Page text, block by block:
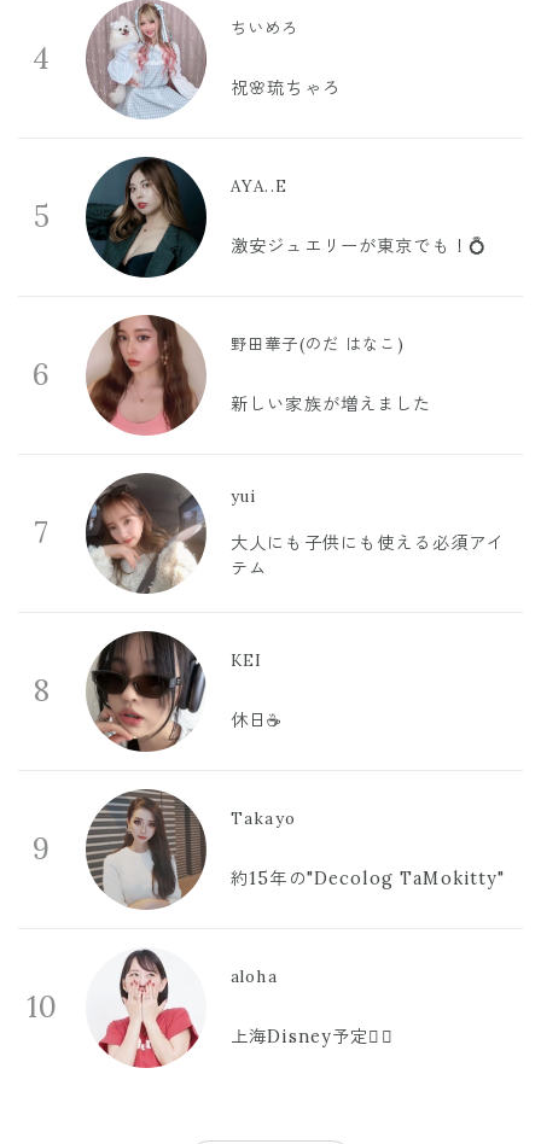
4
ちいめろ
祝🌸琉ちゃろ
5
AYA..E
激安ジュエリーが東京でも！💍
6
野田華子(のだ はなこ)
新しい家族が増えました
7
yui
大人にも子供にも使える必須アイ
テム
8
KEI
休日☕️
9
Takayo
約15年の"Decolog TaMokitty"
10
aloha
上海Disney予定🫪🩷